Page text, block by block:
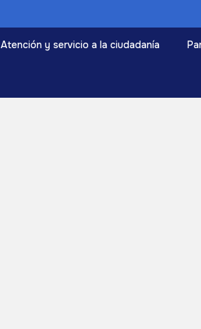
Atención y servicio a la ciudadanía